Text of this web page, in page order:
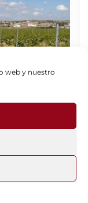
web y nuestro
Head Blog